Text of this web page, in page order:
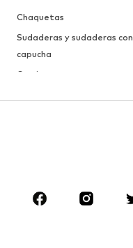
Chaquetas
Sudaderas y sudaderas con
capucha
Camisetas
ROPA